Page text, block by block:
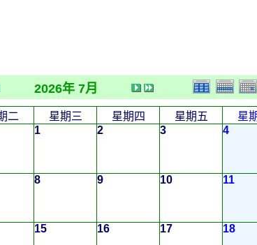
2026年 7月
二 星期三 星期四 星期五
星
1
2 3 4
8 9 10 11
15 16 17 18